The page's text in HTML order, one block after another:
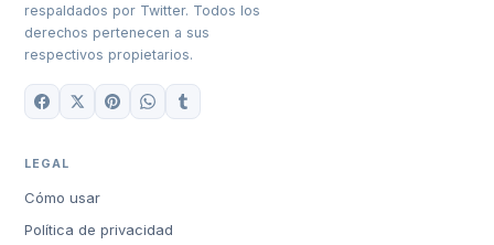
respaldados por Twitter. Todos los
derechos pertenecen a sus
respectivos propietarios.
LEGAL
Cómo usar
Política de privacidad